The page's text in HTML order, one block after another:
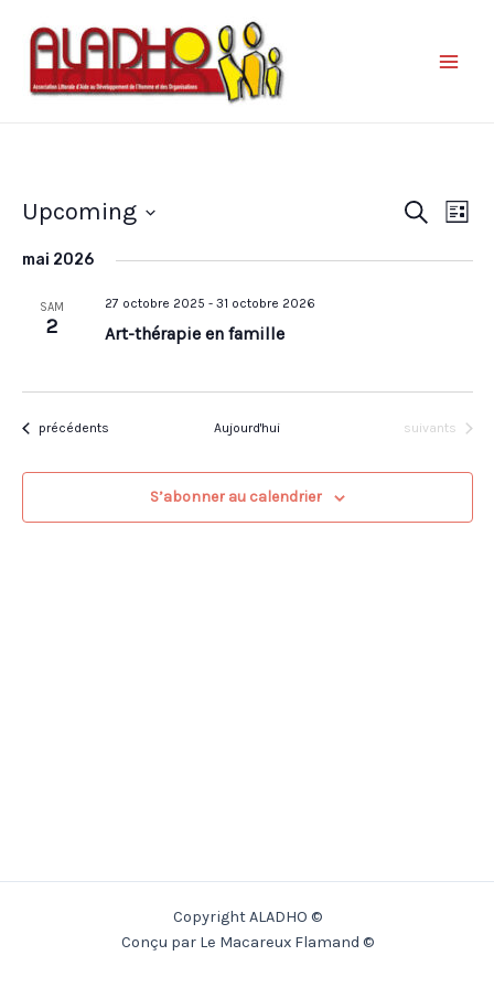
Recherche
Liste
Upcoming
une
mai 2026
SAM
2
27 octobre 2025 - 31 octobre 2026
Art-thérapie en famille
Évènements
précédents Aujourd'hui Évènements
suivants
S’abonner au calendrier
Copyright ALADHO ©
Conçu par Le Macareux Flamand ©